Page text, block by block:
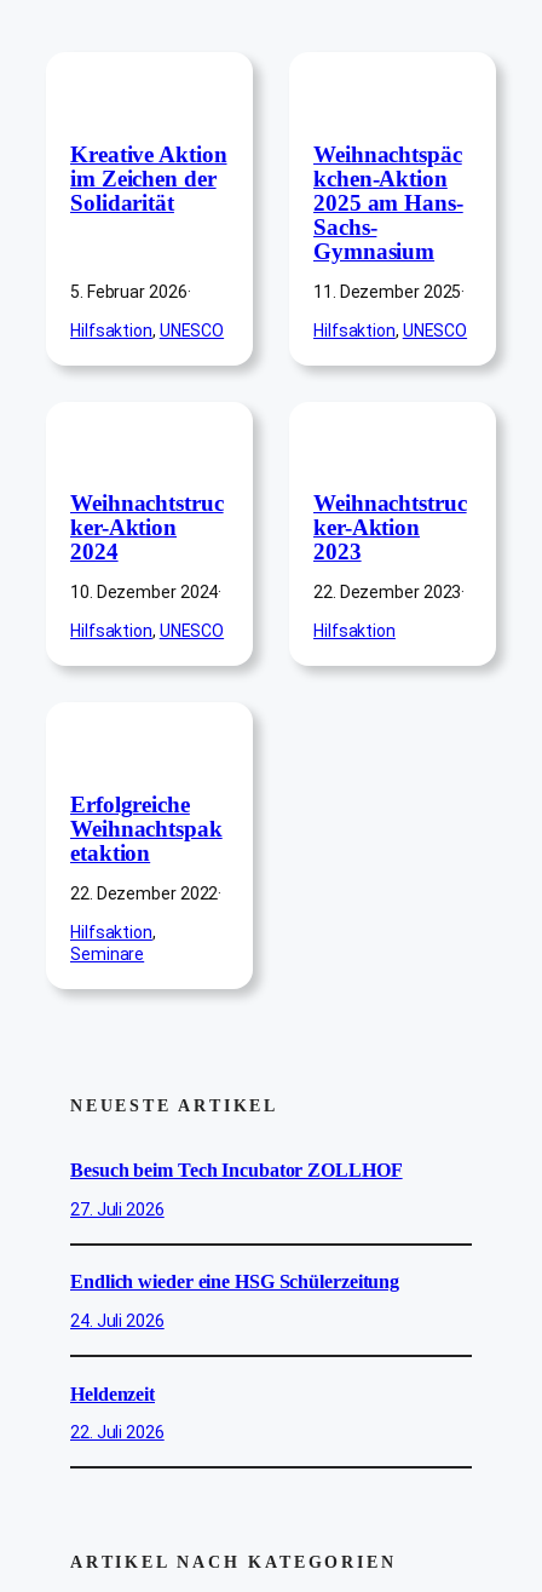
Kreative Aktion
im Zeichen der
Solidarität
5. Februar 2026·
Hilfsaktion, UNESCO
Weihnachtspäc
kchen-Aktion
2025 am Hans-
Sachs-
Gymnasium
11. Dezember 2025·
Hilfsaktion, UNESCO
Weihnachtstruc
ker-Aktion
2024
10. Dezember 2024·
Hilfsaktion, UNESCO
Weihnachtstruc
ker-Aktion
2023
22. Dezember 2023·
Hilfsaktion
Erfolgreiche
Weihnachtspak
etaktion
22. Dezember 2022·
Hilfsaktion
Seminare
NEUESTE ARTIKEL
Besuch beim Tech Incubator ZOLLHOF
27. Juli 2026
Endlich wieder eine HSG Schülerzeitung
24. Juli 2026
Heldenzeit
22. Juli 2026
ARTIKEL NACH KATEGORIEN